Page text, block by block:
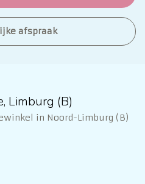
afspraak
Limburg (B)
in Noord-Limburg (B)